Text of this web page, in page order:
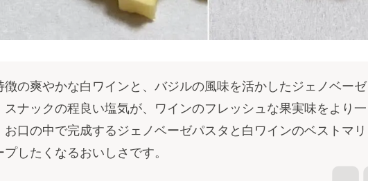
の爽やかな白ワインと、バジルの風味を活かしたジェノベーゼ
ナックの程良い塩気が、ワインのフレッシュな果実味をより一
口の中で完成するジェノベーゼパスタと白ワインのベストマリ
したくなるおいしさです。